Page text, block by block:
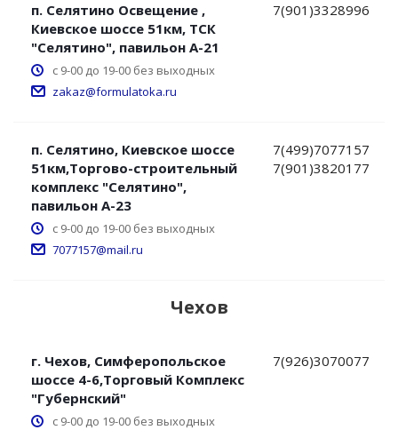
п. Селятино Освещение ,
Киевское шоссе 51км, ТСК
"Селятино", павильон А-21
с 9-00 до 19-00 без выходных
zakaz@formulatoka.ru
7(901)3328996
п. Селятино, Киевское шоссе
51км,Торгово-строительный
комплекс "Селятино",
павильон А-23
с 9-00 до 19-00 без выходных
7077157@mail.ru
7(499)7077157
7(901)3820177
Чехов
г. Чехов, Симферопольское
шоссе 4-6,Торговый Комплекс
"Губернский"
с 9-00 до 19-00 без выходных
7(926)3070077